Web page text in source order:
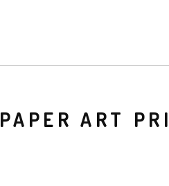
PAPER ART